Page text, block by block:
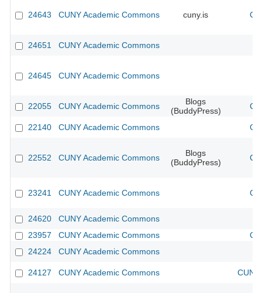
24643 CUNY Academic Commons cuny.is
24651 CUNY Academic Commons
24645 CUNY Academic Commons
22055 CUNY Academic Commons
Blogs
(BuddyPress)
22140 CUNY Academic Commons
22552 CUNY Academic Commons
Blogs
(BuddyPress)
23241 CUNY Academic Commons
24620
CUNY Academic Commons
23957
CUNY Academic Commons
24224
CUNY Academic Commons
24127 CUNY Academic Commons